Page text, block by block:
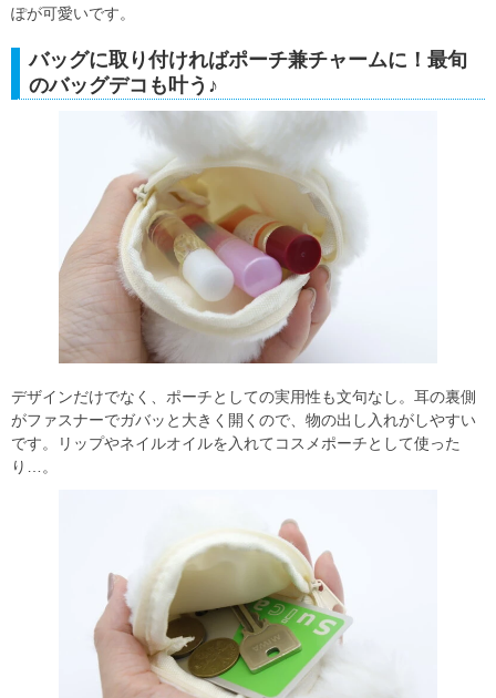
ぽが可愛いです。
バッグに取り付ければポーチ兼チャームに！最旬
のバッグデコも叶う♪
デザインだけでなく、ポーチとしての実用性も文句なし。耳の裏側
がファスナーでガバッと大きく開くので、物の出し入れがしやすい
です。リップやネイルオイルを入れてコスメポーチとして使った
り…。